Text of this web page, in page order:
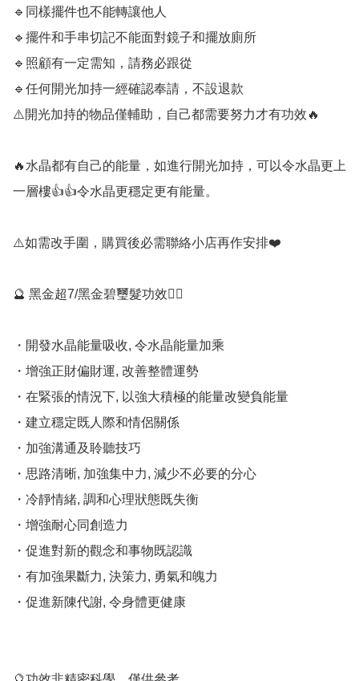
🔹️同樣擺件也不能轉讓他人
🔹️擺件和手串切記不能面對鏡子和擺放廁所
🔹️照顧有一定需知，請務必跟從
🔹️任何開光加持一經確認奉請，不設退款
⚠️開光加持的物品僅輔助，自己都需要努力才有功效🔥
🔥水晶都有自己的能量，如進行開光加持，可以令水晶更上
一層樓👍👍令水晶更穩定更有能量。
⚠️如需改手圍，購買後必需聯絡小店再作安排❤️
🔮 黑金超7/黑金碧璽髮功效💁‍♀️
・開發水晶能量吸收, 令水晶能量加乘
・增強正財偏財運, 改善整體運勢
・在緊張的情況下, 以強大積極的能量改變負能量
・建立穩定既人際和情侶關係
・加強溝通及聆聽技巧
・思路清晰, 加強集中力, 減少不必要的分心
・冷靜情緒, 調和心理狀態既失衡
・增強耐心同創造力
・促進對新的觀念和事物既認識
・有加強果斷力, 決策力, 勇氣和魄力
・促進新陳代謝, 令身體更健康